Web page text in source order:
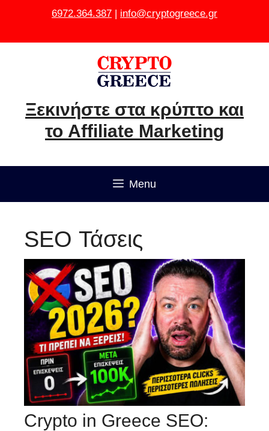
6972.364.387 | info@cryptogreece.gr
Ξεκινήστε στα κρύπτο και
το Affiliate Marketing
Menu
SEO Τάσεις
Crypto in Greece SEO: